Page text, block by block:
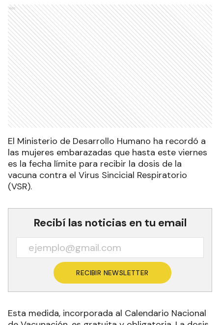
Ads
El Ministerio de Desarrollo Humano ha recordó a
las mujeres embarazadas que hasta este viernes
es la fecha límite para recibir la dosis de la
vacuna contra el Virus Sincicial Respiratorio
(VSR).
Recibí las noticias en tu email
RECIBIR NEWSLETTER
Esta medida, incorporada al Calendario Nacional